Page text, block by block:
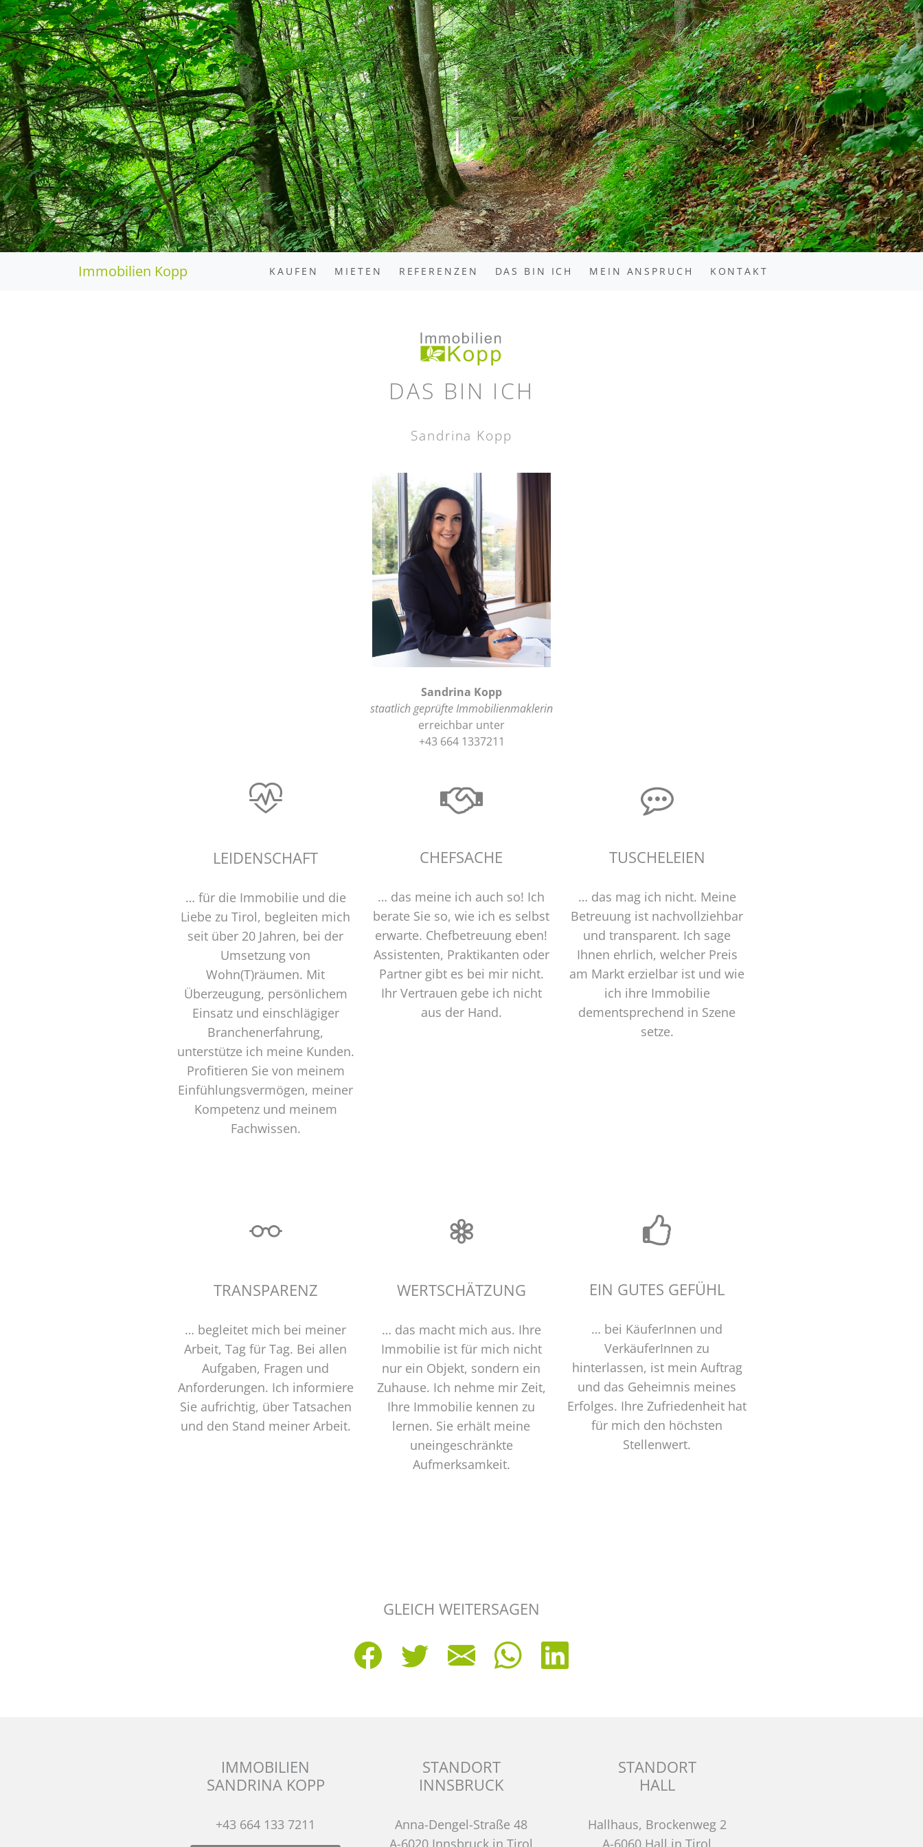
Immobilien Kopp KAUFEN MIETEN REFERENZEN DAS BIN ICH MEIN ANSPRUCH KONTAKT
DAS BIN ICH
Sandrina Kopp
Sandrina Kopp
staatlich geprüfte Immobilienmaklerin
erreichbar unter
+43 664 1337211
LEIDENSCHAFT
… für die Immobilie und die
Liebe zu Tirol, begleiten mich
seit über 20 Jahren, bei der
Umsetzung von
Wohn(T)räumen. Mit
Überzeugung, persönlichem
Einsatz und einschlägiger
Branchenerfahrung,
unterstütze ich meine Kunden.
Profitieren Sie von meinem
Einfühlungsvermögen, meiner
Kompetenz und meinem
Fachwissen.
CHEFSACHE
… das meine ich auch so! Ich
berate Sie so, wie ich es selbst
erwarte. Chefbetreuung eben!
Assistenten, Praktikanten oder
Partner gibt es bei mir nicht.
Ihr Vertrauen gebe ich nicht
aus der Hand.
TUSCHELEIEN
… das mag ich nicht. Meine
Betreuung ist nachvollziehbar
und transparent. Ich sage
Ihnen ehrlich, welcher Preis
am Markt erzielbar ist und wie
ich ihre Immobilie
dementsprechend in Szene
setze.
TRANSPARENZ
… begleitet mich bei meiner
Arbeit, Tag für Tag. Bei allen
Aufgaben, Fragen und
Anforderungen. Ich informiere
Sie aufrichtig, über Tatsachen
und den Stand meiner Arbeit.
WERTSCHÄTZUNG
… das macht mich aus. Ihre
Immobilie ist für mich nicht
nur ein Objekt, sondern ein
Zuhause. Ich nehme mir Zeit,
Ihre Immobilie kennen zu
lernen. Sie erhält meine
uneingeschränkte
Aufmerksamkeit.
EIN GUTES GEFÜHL
… bei KäuferInnen und
VerkäuferInnen zu
hinterlassen, ist mein Auftrag
und das Geheimnis meines
Erfolges. Ihre Zufriedenheit hat
für mich den höchsten
Stellenwert.
GLEICH WEITERSAGEN
IMMOBILIEN
SANDRINA KOPP
+43 664 133 7211
STANDORT
INNSBRUCK
Anna-Dengel-Straße 48
A-6020 Innsbruck in Tirol
STANDORT
HALL
Hallhaus, Brockenweg 2
A-6060 Hall in Tirol